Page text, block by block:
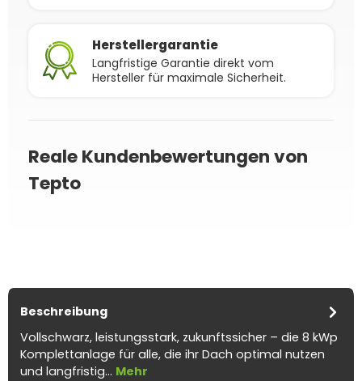
Herstellergarantie
Langfristige Garantie direkt vom
Hersteller für maximale Sicherheit.
Reale Kundenbewertungen von
Tepto
Beschreibung
Vollschwarz, leistungsstark, zukunftssicher – die 8 kWp
Komplettanlage für alle, die ihr Dach optimal nutzen
und langfristig… Mehr